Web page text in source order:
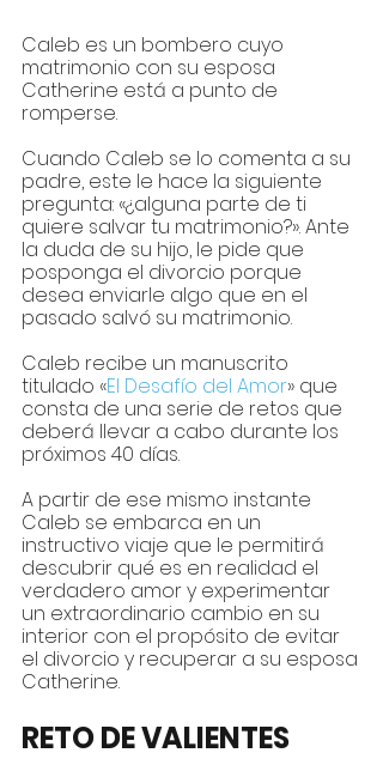
Caleb es un bombero cuyo
matrimonio con su esposa
Catherine está a punto de
romperse.
Cuando Caleb se lo comenta a su
padre, este le hace la siguiente
pregunta: «¿alguna parte de ti
quiere salvar tu matrimonio?». Ante
la duda de su hijo, le pide que
posponga el divorcio porque
desea enviarle algo que en el
pasado salvó su matrimonio.
Caleb recibe un manuscrito
titulado «El Desafío del Amor» que
consta de una serie de retos que
deberá llevar a cabo durante los
próximos 40 días.
A partir de ese mismo instante
Caleb se embarca en un
instructivo viaje que le permitirá
descubrir qué es en realidad el
verdadero amor y experimentar
un extraordinario cambio en su
interior con el propósito de evitar
el divorcio y recuperar a su esposa
Catherine.
RETO DE VALIENTES